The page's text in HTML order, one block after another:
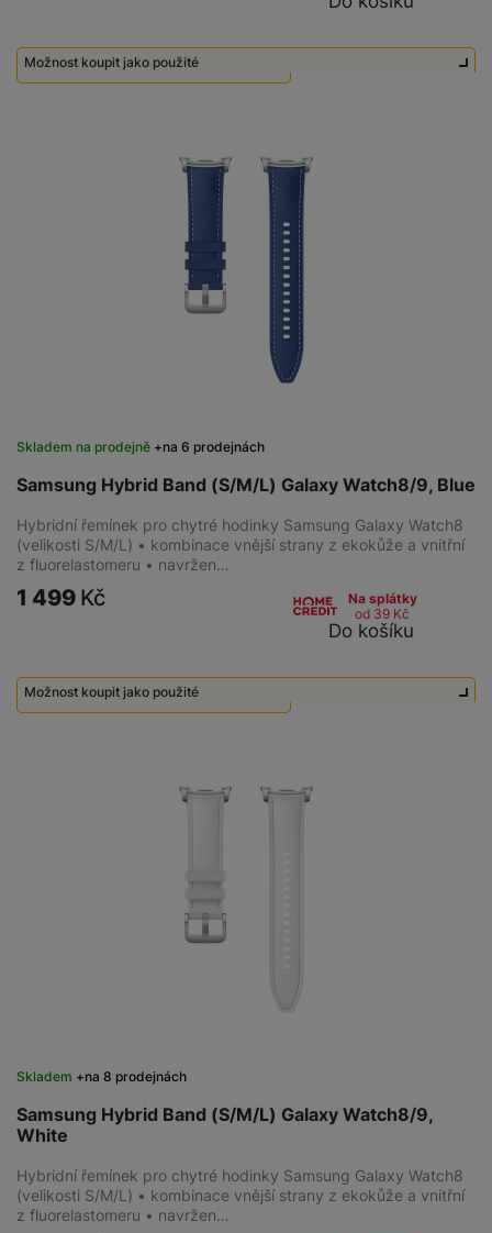
Možnost koupit jako použité
Samsung Hybrid Band (S/M/L) Galaxy Watch8/9, Blue
Skladem na prodejně na 6 prodejnách
Hybridní řemínek pro chytré hodinky Samsung Galaxy Watch8
(velikosti S/M/L) • kombinace vnější strany z ekokůže a vnitřní
z fluorelastomeru • navržen…
1 499 Kč
Na splátky
od 39 Kč
Do košíku
Možnost koupit jako použité
Samsung Hybrid Band (S/M/L) Galaxy Watch8/9,
White
Skladem na 8 prodejnách
Hybridní řemínek pro chytré hodinky Samsung Galaxy Watch8
(velikosti S/M/L) • kombinace vnější strany z ekokůže a vnitřní
z fluorelastomeru • navržen…